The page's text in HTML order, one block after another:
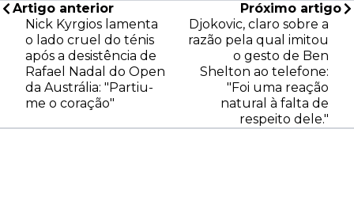
Artigo anterior
Nick Kyrgios lamenta
o lado cruel do ténis
após a desistência de
Rafael Nadal do Open
da Austrália: "Partiu-
me o coração"
Próximo artigo
Djokovic, claro sobre a
razão pela qual imitou
o gesto de Ben
Shelton ao telefone:
"Foi uma reação
natural à falta de
respeito dele."